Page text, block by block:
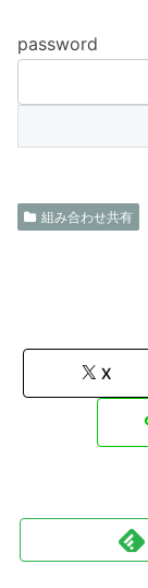
password
組み合わせ共有
X